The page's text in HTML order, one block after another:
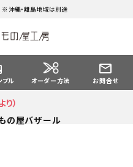
※沖縄・離島地域は別途
ル オーダー方法
mail_outline
お問合せ
）
もの屋バザール